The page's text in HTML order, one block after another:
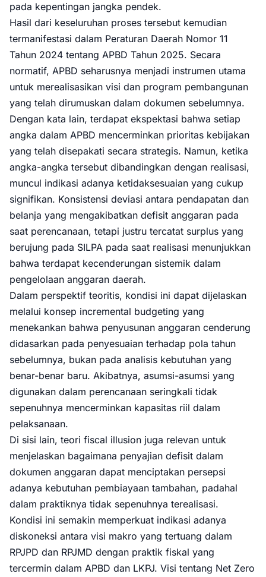
pada kepentingan jangka pendek.
Hasil dari keseluruhan proses tersebut kemudian
termanifestasi dalam Peraturan Daerah Nomor 11
Tahun 2024 tentang APBD Tahun 2025. Secara
normatif, APBD seharusnya menjadi instrumen utama
untuk merealisasikan visi dan program pembangunan
yang telah dirumuskan dalam dokumen sebelumnya.
Dengan kata lain, terdapat ekspektasi bahwa setiap
angka dalam APBD mencerminkan prioritas kebijakan
yang telah disepakati secara strategis. Namun, ketika
angka-angka tersebut dibandingkan dengan realisasi,
muncul indikasi adanya ketidaksesuaian yang cukup
signifikan. Konsistensi deviasi antara pendapatan dan
belanja yang mengakibatkan defisit anggaran pada
saat perencanaan, tetapi justru tercatat surplus yang
berujung pada SILPA pada saat realisasi menunjukkan
bahwa terdapat kecenderungan sistemik dalam
pengelolaan anggaran daerah.
Dalam perspektif teoritis, kondisi ini dapat dijelaskan
melalui konsep incremental budgeting yang
menekankan bahwa penyusunan anggaran cenderung
didasarkan pada penyesuaian terhadap pola tahun
sebelumnya, bukan pada analisis kebutuhan yang
benar-benar baru. Akibatnya, asumsi-asumsi yang
digunakan dalam perencanaan seringkali tidak
sepenuhnya mencerminkan kapasitas riil dalam
pelaksanaan.
Di sisi lain, teori fiscal illusion juga relevan untuk
menjelaskan bagaimana penyajian defisit dalam
dokumen anggaran dapat menciptakan persepsi
adanya kebutuhan pembiayaan tambahan, padahal
dalam praktiknya tidak sepenuhnya terealisasi.
Kondisi ini semakin memperkuat indikasi adanya
diskoneksi antara visi makro yang tertuang dalam
RPJPD dan RPJMD dengan praktik fiskal yang
tercermin dalam APBD dan LKPJ. Visi tentang Net Zero